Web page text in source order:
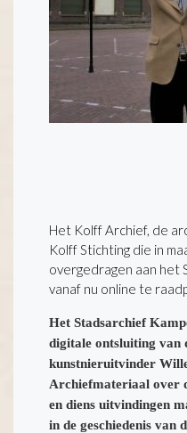
Het Kolff Archief, de
Kolff Stichting die in
overgedragen aan het
vanaf nu online te
Het Stadsarchief
digitale ontsluiting van
kunstnieruitvinder
Archiefmateriaal over
en diens uitvindingen
in de geschiedenis van